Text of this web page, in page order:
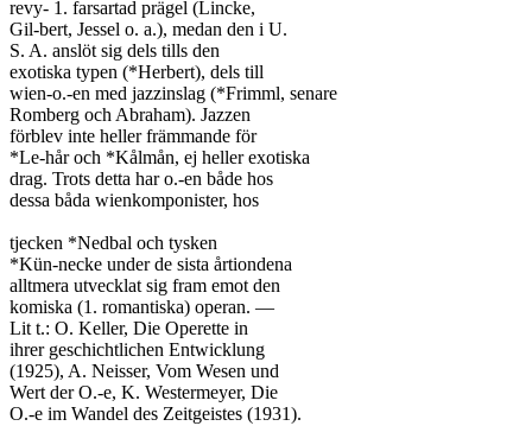
revy- 1. farsartad prägel (Lincke,
Gil-bert, Jessel o. a.), medan den i U.
S. A. anslöt sig dels tills den
exotiska typen (*Herbert), dels till
wien-o.-en med jazzinslag (*Frimml, senare
Romberg och Abraham). Jazzen
förblev inte heller främmande för
*Le-hår och *Kålmån, ej heller exotiska
drag. Trots detta har o.-en både hos
dessa båda wienkomponister, hos
tjecken *Nedbal och tysken
*Kün-necke under de sista årtiondena
alltmera utvecklat sig fram emot den
komiska (1. romantiska) operan. —
Lit t.: O. Keller, Die Operette in
ihrer geschichtlichen Entwicklung
(1925), A. Neisser, Vom Wesen und
Wert der O.-e, K. Westermeyer, Die
O.-e im Wandel des Zeitgeistes (1931).